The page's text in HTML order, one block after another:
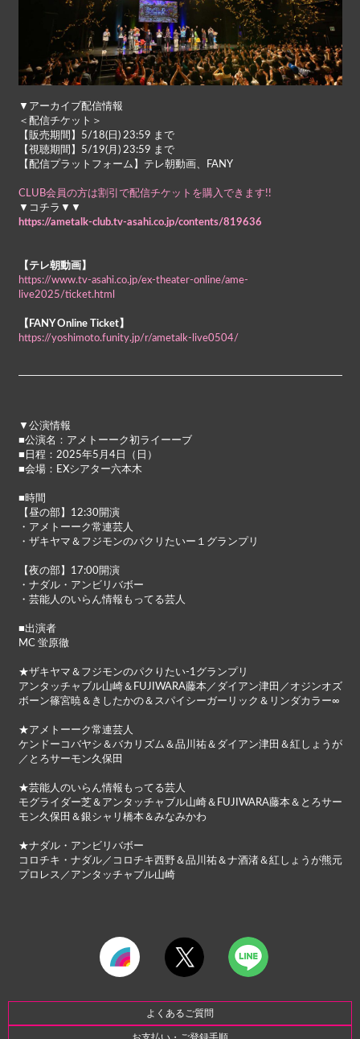
▼アーカイブ配信情報
＜配信チケット＞
【販売期間】5/18(日) 23:59 まで
【視聴期間】5/19(月) 23:59 まで
【配信プラットフォーム】テレ朝動画、FANY
CLUB会員の方は割引で配信チケットを購入できます!!
▼コチラ▼▼
https://ametalk-club.tv-asahi.co.jp/contents/819636
【テレ朝動画】
https://www.tv-asahi.co.jp/ex-theater-online/ame-
live2025/ticket.html
【FANY Online Ticket】
https://yoshimoto.funity.jp/r/ametalk-live0504/
▼公演情報
■公演名：アメトーーク初ライーーブ
■日程：2025年5月4日（日）
■会場：EXシアター六本木
■時間
【昼の部】12:30開演
・アメトーーク常連芸人
・ザキヤマ＆フジモンのパクリたいー１グランプリ
【夜の部】17:00開演
・ナダル・アンビリバボー
・芸能人のいらん情報もってる芸人
■出演者
MC 蛍原徹
★ザキヤマ＆フジモンのパクりたい-1グランプリ
アンタッチャブル山崎＆FUJIWARA藤本／ダイアン津田／オジンオズ
ボーン篠宮暁＆きしたかの＆スパイシーガーリック＆リンダカラー∞
★アメトーーク常連芸人
ケンドーコバヤシ＆バカリズム＆品川祐＆ダイアン津田＆紅しょうが
／とろサーモン久保田
★芸能人のいらん情報もってる芸人
モグライダー芝＆アンタッチャブル山崎＆FUJIWARA藤本＆とろサー
モン久保田＆銀シャリ橋本＆みなみかわ
★ナダル・アンビリバボー
コロチキ・ナダル／コロチキ西野＆品川祐＆ナ酒渚＆紅しょうが熊元
プロレス／アンタッチャブル山崎
よくあるご質問